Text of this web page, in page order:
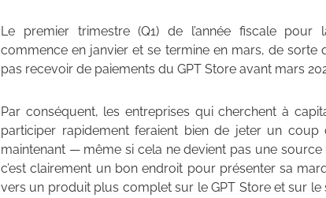
Le premier trimestre (Q1) de l’année fiscale
commence en janvier et se termine en mars, de sorte
pas recevoir de paiements du GPT Store avant mars
Par conséquent, les entreprises qui cherchent à
participer rapidement feraient bien de jeter un
maintenant — même si cela ne devient pas une
c’est clairement un bon endroit pour présenter sa
vers un produit plus complet sur le GPT Store et sur le